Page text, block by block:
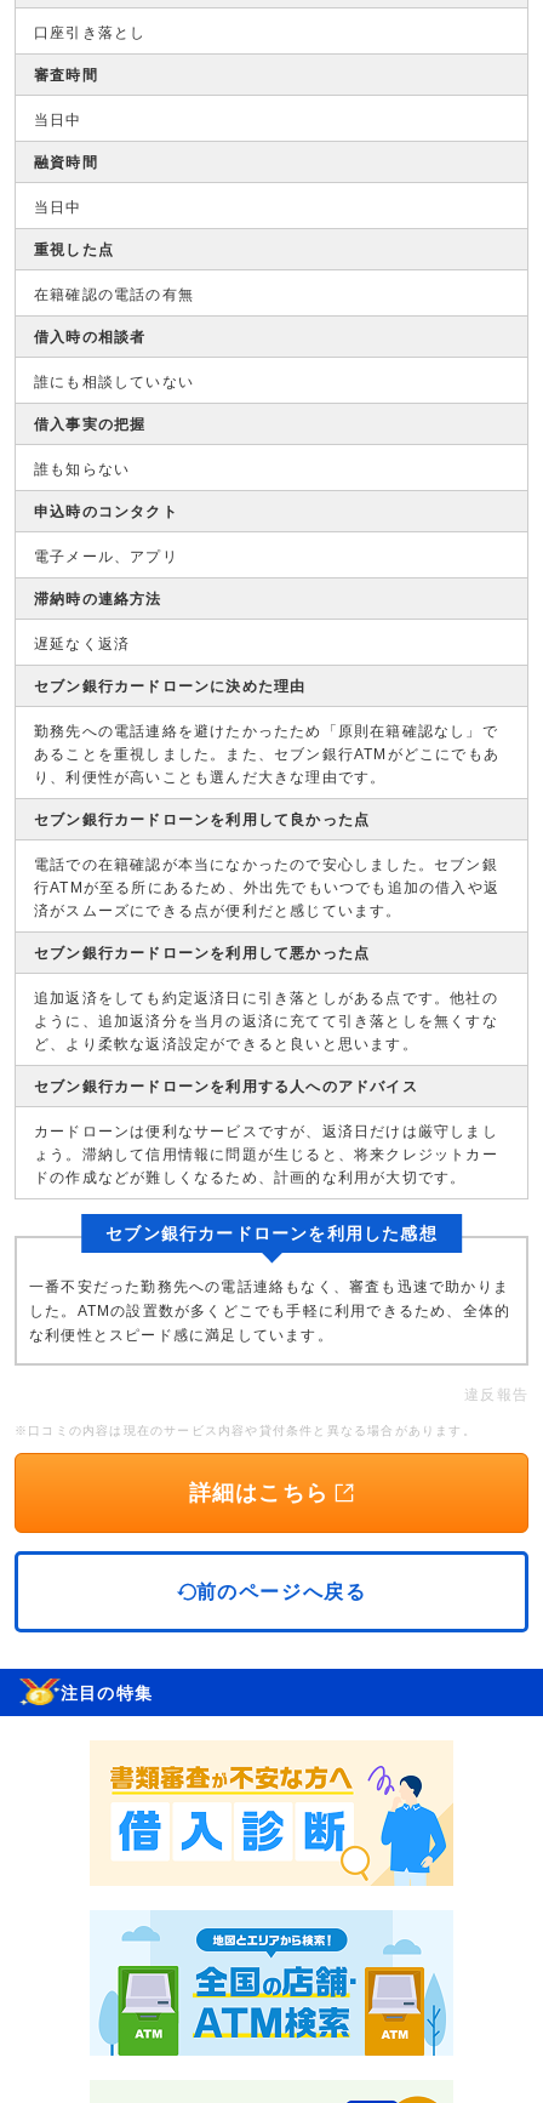
口座引き落とし
審査時間
当日中
融資時間
当日中
重視した点
在籍確認の電話の有無
借入時の相談者
誰にも相談していない
借入事実の把握
誰も知らない
申込時のコンタクト
電子メール、アプリ
滞納時の連絡方法
遅延なく返済
セブン銀行カードローンに決めた理由
勤務先への電話連絡を避けたかったため「原則在籍確認なし」で
あることを重視しました。また、セブン銀行ATMがどこにでもあ
り、利便性が高いことも選んだ大きな理由です。
セブン銀行カードローンを利用して良かった点
電話での在籍確認が本当になかったので安心しました。セブン銀
行ATMが至る所にあるため、外出先でもいつでも追加の借入や返
済がスムーズにできる点が便利だと感じています。
セブン銀行カードローンを利用して悪かった点
追加返済をしても約定返済日に引き落としがある点です。他社の
ように、追加返済分を当月の返済に充てて引き落としを無くすな
ど、より柔軟な返済設定ができると良いと思います。
セブン銀行カードローンを利用する人へのアドバイス
カードローンは便利なサービスですが、返済日だけは厳守しまし
ょう。滞納して信用情報に問題が生じると、将来クレジットカー
ドの作成などが難しくなるため、計画的な利用が大切です。
セブン銀行カードローンを利用した感想
一番不安だった勤務先への電話連絡もなく、審査も迅速で助かりま
した。ATMの設置数が多くどこでも手軽に利用できるため、全体的
な利便性とスピード感に満足しています。
違反報告
※口コミの内容は現在のサービス内容や貸付条件と異なる場合があります。
詳細はこちら
前のページへ戻る
注目の特集